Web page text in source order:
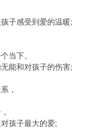
子感受到爱的温暖;
当下。
能和对孩子的伤害;
，
孩子最大的爱;